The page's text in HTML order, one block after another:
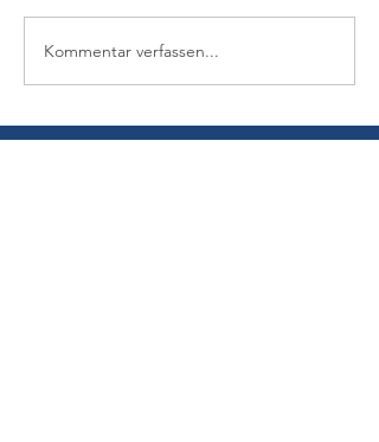
Kommentar verfassen...